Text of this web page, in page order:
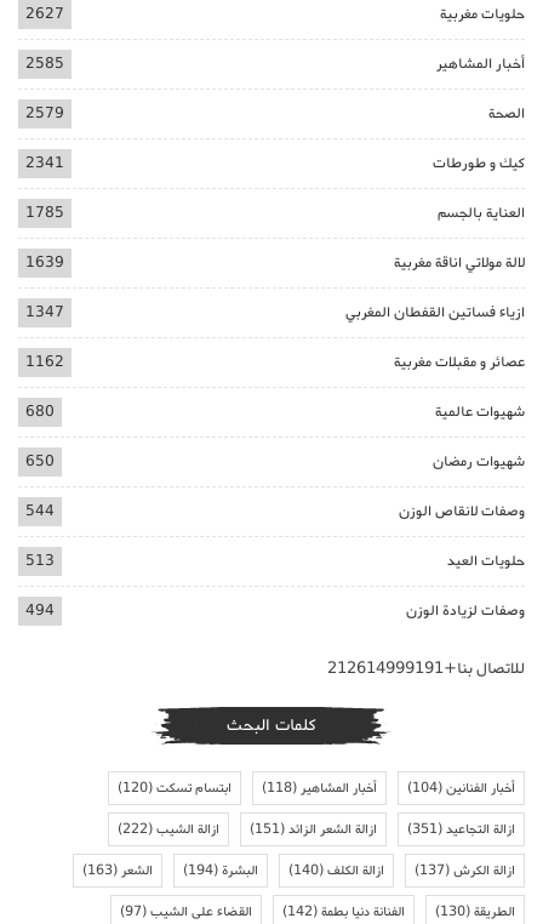
حلويات مغربية 2627
أخبار المشاهير 2585
الصحة 2579
كيك و طورطات 2341
العناية بالجسم 1785
لالة مولاتي اناقة مغربية 1639
ازياء فساتين القفطان المغربي 1347
عصائر و مقبلات مغربية 1162
شهيوات عالمية 680
شهيوات رمضان 650
وصفات لانقاص الوزن 544
حلويات العيد 513
وصفات لزيادة الوزن 494
للاتصال بنا+212614999191
كلمات البحث
أخبار الفنانين(104) أخبار المشاهير(118) ابتسام تسكت(120)
ازالة التجاعيد(351) ازالة الشعر الزائد(151) ازالة الشيب(222)
ازالة الكرش(137) ازالة الكلف(140) البشرة(194) الشعر(163)
الطريقة(130) الفنانة دنيا بطمة(142) القضاء على الشيب(97)